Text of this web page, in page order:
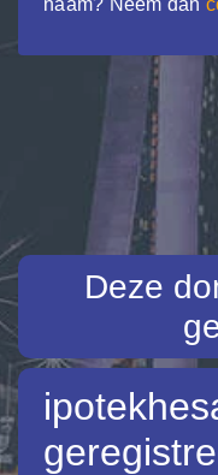
naam? Neem dan
Deze